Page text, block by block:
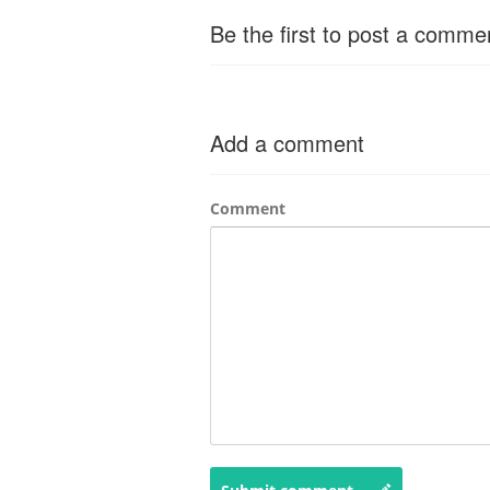
Be the first to post a
Add a comment
Comment